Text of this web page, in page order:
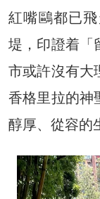
紅嘴鷗都已
堤，印證着「
市或許沒有大
香格里拉的神
醇厚、從容的